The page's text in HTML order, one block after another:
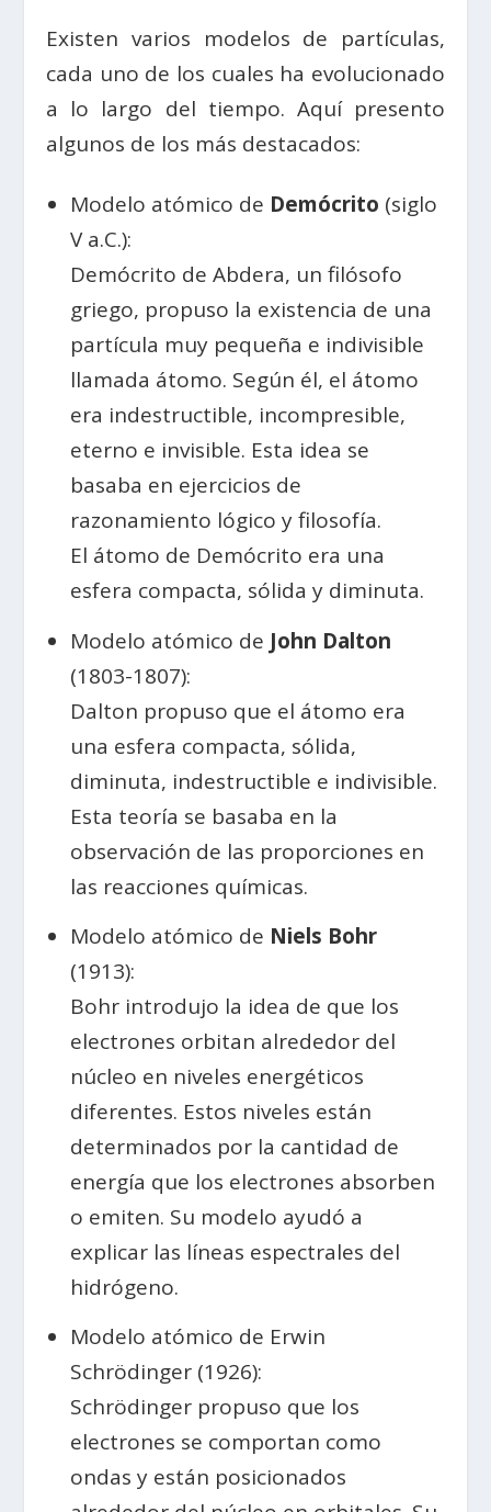
Existen varios modelos de partículas,
cada uno de los cuales ha evolucionado
a lo largo del tiempo. Aquí presento
algunos de los más destacados:
Modelo atómico de Demócrito (siglo
V a.C.):
Demócrito de Abdera, un filósofo
griego, propuso la existencia de una
partícula muy pequeña e indivisible
llamada átomo. Según él, el átomo
era indestructible, incompresible,
eterno e invisible. Esta idea se
basaba en ejercicios de
razonamiento lógico y filosofía.
El átomo de Demócrito era una
esfera compacta, sólida y diminuta.
Modelo atómico de John Dalton
(1803-1807):
Dalton propuso que el átomo era
una esfera compacta, sólida,
diminuta, indestructible e indivisible.
Esta teoría se basaba en la
observación de las proporciones en
las reacciones químicas.
Modelo atómico de Niels Bohr
(1913):
Bohr introdujo la idea de que los
electrones orbitan alrededor del
núcleo en niveles energéticos
diferentes. Estos niveles están
determinados por la cantidad de
energía que los electrones absorben
o emiten. Su modelo ayudó a
explicar las líneas espectrales del
hidrógeno.
Modelo atómico de Erwin
Schrödinger (1926):
Schrödinger propuso que los
electrones se comportan como
ondas y están posicionados